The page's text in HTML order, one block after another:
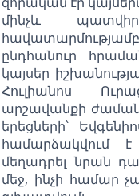
մինչև
ընդհանուր
կայսեր
Հուլիանոս
արշավանքի
երեցների՝
համարձակվում
մեղադրել նրան
մեջ, ինչի համար